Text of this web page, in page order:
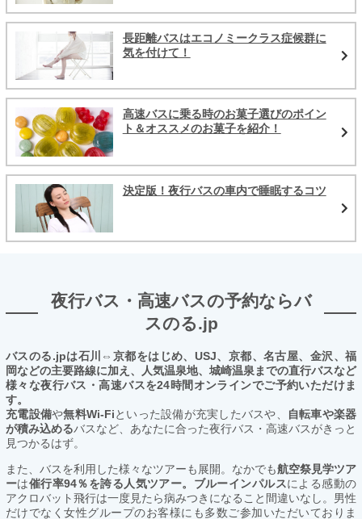
長距離バスはエコノミークラス症候群に
気を付けて！
高速バスに乗る時のお菓子選びのポイン
ト＆オススメのお菓子を紹介！
決定版！夜行バスの車内で睡眠するコツ
夜行バス・高速バスの予約ならバ
スのる.jp
バスのる.jpは石川⇔京都をはじめ、USJ、京都、名古屋、金沢、福
岡などの主要路線に加え、人気温泉地、城崎温泉までの直行バスなど
様々な夜行バス・高速バスを24時間オンラインでご予約いただけま
す。
充電設備や無料Wi-Fiといった設備が充実したバスや、
自転車や楽器
が積み込めるバスなど、あなたに合った夜行バス・高速バスがきっと
見つかるはず。
また、バスを利用した様々なツアーも展開。なかでも航空祭見学ツア
ーは催行率94％を誇る人気ツアー。ブルーインパルスによる感動の
アクロバット飛行は一度見たら病みつきになること間違いなし。男性
だけでなく女性グループのお客様にも多数ご参加いただいておりま